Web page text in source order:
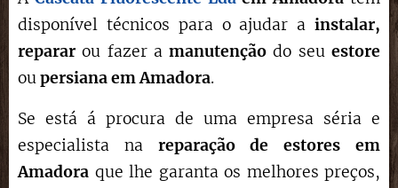
disponível técnicos para o ajudar a instalar,
reparar ou fazer amanutenção do seuestore
oupersiana emAmadora.
Se está á procura de uma empresa séria e
especialista na reparação de estores em
Amadora que lhe garanta os melhores preços,